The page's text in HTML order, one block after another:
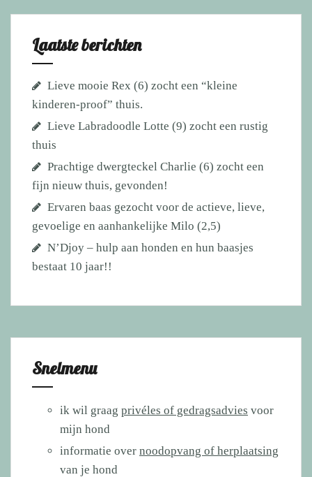
Laatste berichten
Lieve mooie Rex (6) zocht een “kleine
kinderen-proof” thuis.
Lieve Labradoodle Lotte (9) zocht een rustig
thuis
Prachtige dwergteckel Charlie (6) zocht een
fijn nieuw thuis, gevonden!
Ervaren baas gezocht voor de actieve, lieve,
gevoelige en aanhankelijke Milo (2,5)
N’Djoy – hulp aan honden en hun baasjes
bestaat 10 jaar!!
Snelmenu
ik wil graag privéles of gedragsadvies voor
mijn hond
informatie over noodopvang of herplaatsing
van je hond